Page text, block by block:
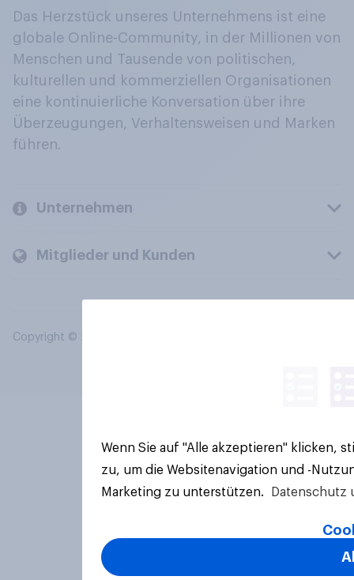
Das Herzstück unseres Unternehmens ist eine
globale Online-Community, in der Millionen von
Menschen und Tausende von politischen,
kulturellen und kommerziellen Organisationen
eine kontinuierliche Konversation über ihre
Überzeugungen, Verhaltensweisen und Marken
führen.
Unternehmen
Mitglieder und Kunden
Copyright © 2026 YouGov PLC. Alle Rechte vorbehalten.
Wenn Sie auf "Alle akzeptieren" klicken,
zu, um die Websitenavigation und -
Marketing zu unterstützen.
Datenschutz